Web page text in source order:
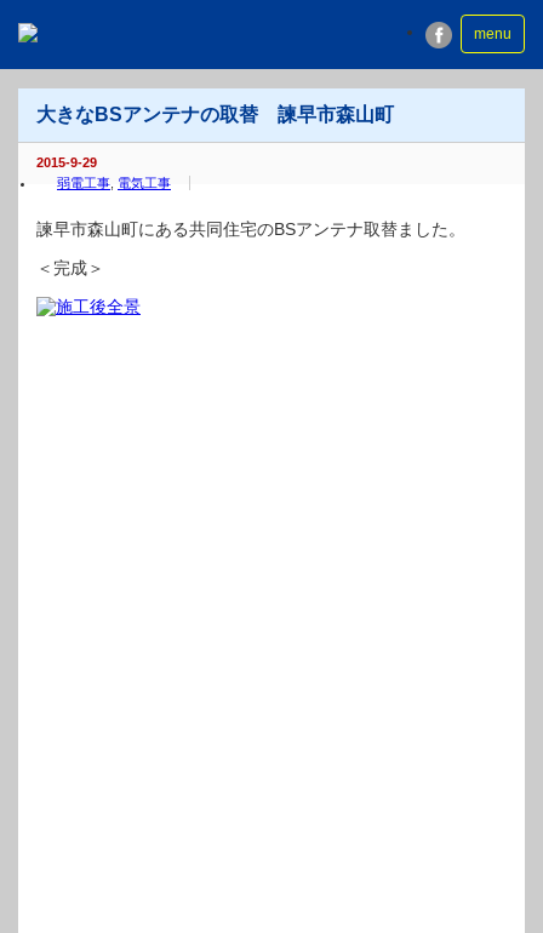
menu
大きなBSアンテナの取替 諫早市森山町
2015-9-29
弱電工事 電気工事
諫早市森山町にある共同住宅のBSアンテナ取替ました。
＜完成＞